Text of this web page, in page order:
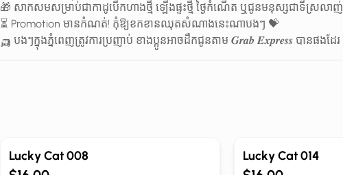
🎁 សាកសមសម្រាប់ជាកាដូបើកហាងថ្មី ឡើងផ្ទះថ្មី ថ្ងៃកំណើត ឬជូនមនុស្សជាទីស្រលាញ់
⏳ Promotion មានកំណត់! កុំឱ្យខកខានឈុតសំណាងនេះណាបងៗ 💝
🛺 បងៗក្នុងភ្នំពេញត្រូវការប្រញាប់ ខាងប្អូនអាចដឹកជូនតាម 𝑮𝒓𝒂𝒃 𝑬𝒙𝒑𝒓𝒆𝒔𝒔 បានផងដែរ
Lucky Cat 008 Lucky Cat 014